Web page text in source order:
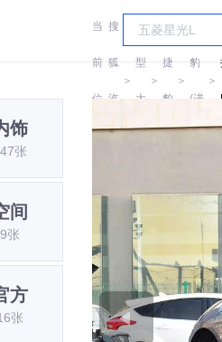
当
前
位
置:
搜
狐
汽
车
＞
车
型
大
全
＞
捷
豹
＞
捷
豹
(进
＞
饰
张
间
9张
方
张